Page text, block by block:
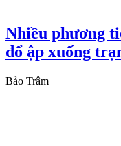
Nhiều phương
đổ ập xuống
Bảo Trâm